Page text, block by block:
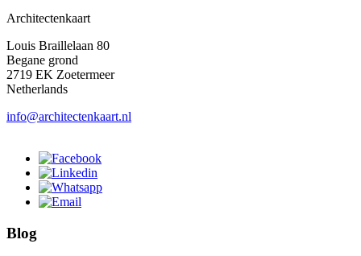
Architectenkaart
Louis Braillelaan 80
Begane grond
2719 EK Zoetermeer
Netherlands
info@architectenkaart.nl
Blog